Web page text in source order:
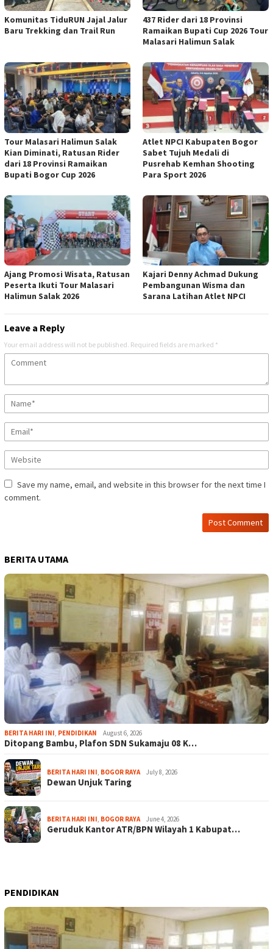
Komunitas TiduRUN Jajal Jalur
Baru Trekking dan Trail Run
437 Rider dari 18 Provinsi
Ramaikan Bupati Cup 2026 Tour
Malasari Halimun Salak
Tour Malasari Halimun Salak
Kian Diminati, Ratusan Rider
dari 18 Provinsi Ramaikan
Bupati Bogor Cup 2026
Atlet NPCI Kabupaten Bogor
Sabet Tujuh Medali di
Pusrehab Kemhan Shooting
Para Sport 2026
Ajang Promosi Wisata, Ratusan
Peserta Ikuti Tour Malasari
Halimun Salak 2026
Kajari Denny Achmad Dukung
Pembangunan Wisma dan
Sarana Latihan Atlet NPCI
Leave a Reply
Your email address will not be published. Required fields are marked *
Save my name, email, and website in this browser for the next time I
comment.
BERITA UTAMA
BERITA HARI INI, PENDIDIKAN August 6, 2026
Ditopang Bambu, Plafon SDN Sukamaju 08 K…
BERITA HARI INI, BOGOR RAYA July 8, 2026
Dewan Unjuk Taring
BERITA HARI INI, BOGOR RAYA June 4, 2026
Geruduk Kantor ATR/BPN Wilayah 1 Kabupat…
PENDIDIKAN